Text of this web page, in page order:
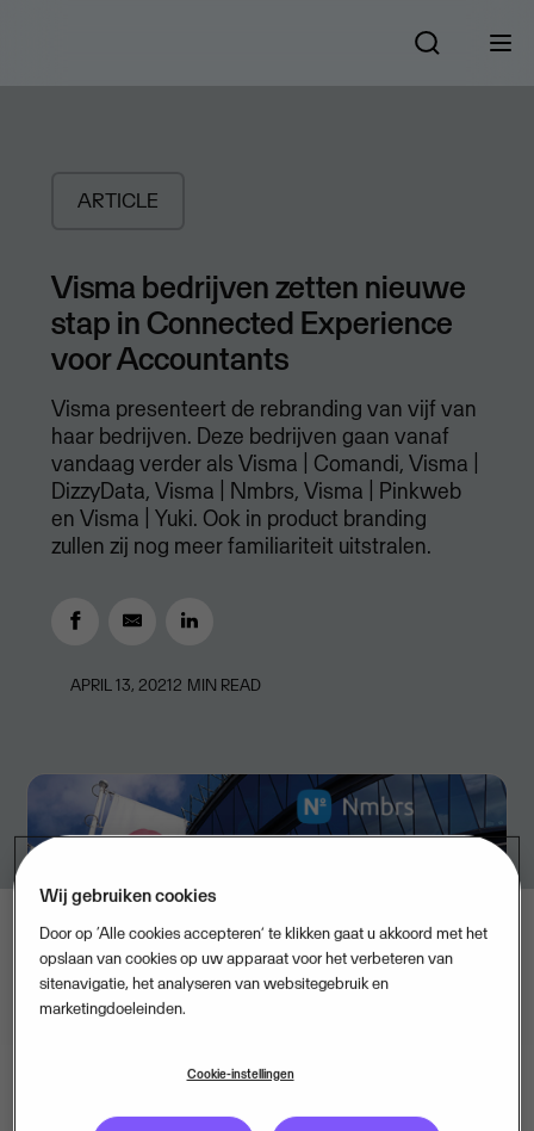
ARTICLE
Visma bedrijven zetten nieuwe
stap in Connected Experience
voor Accountants
Visma presenteert de rebranding van vijf van
haar bedrijven. Deze bedrijven gaan vanaf
vandaag verder als Visma | Comandi, Visma |
DizzyData, Visma | Nmbrs, Visma | Pinkweb
en Visma | Yuki. Ook in product branding
zullen zij nog meer familiariteit uitstralen.
APRIL 13, 20212 MIN READ
Wij gebruiken cookies
Door op ‘Alle cookies accepteren’ te klikken gaat u akkoord met het
opslaan van cookies op uw apparaat voor het verbeteren van
sitenavigatie, het analyseren van websitegebruik en
marketingdoeleinden.
Cookie-instellingen